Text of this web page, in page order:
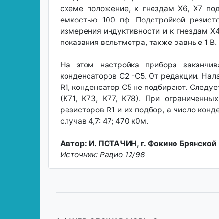
схеме положение, к гнездам Х6, Х7
емкостью 100 пф. Подстройкой
измерения индуктивности и к гнездам
показания вольтметра, также равные 1 В.
На этом настройка прибора
конденсаторов С2 -С5. От редакции.
R1, конденсатор С5 не подбирают.
(К71, К73, К77, К78). При
резисторов R1 и их подбор, а число
случав 4,7: 47; 470 к0м.
Автор: И. ПОТАЧИН, г. Фокино Брянской
Источник: Радио 12/98